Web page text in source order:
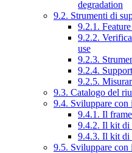
degradation
9.2. Strumenti di
9.2.1.
9.2.2.
use
9.2.3.
9.2.4.
9.2.5.
9.3. Catalogo del
9.4. Sviluppare con
9.4.1. Il
9.4.2. Il kit di
9.4.3. Il kit di
9.5. Sviluppare con